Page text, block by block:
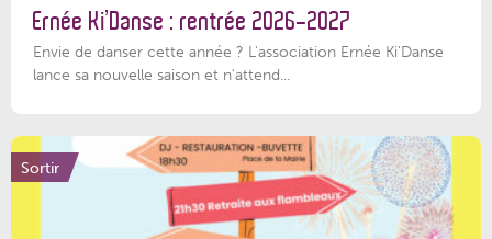
Ernée Ki’Danse : rentrée 2026-2027
Envie de danser cette année ? L'association Ernée Ki'Danse
lance sa nouvelle saison et n'attend...
Sortir